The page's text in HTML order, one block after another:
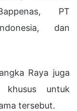
PT
dan
Raya juga
khusus untuk
tersebut.